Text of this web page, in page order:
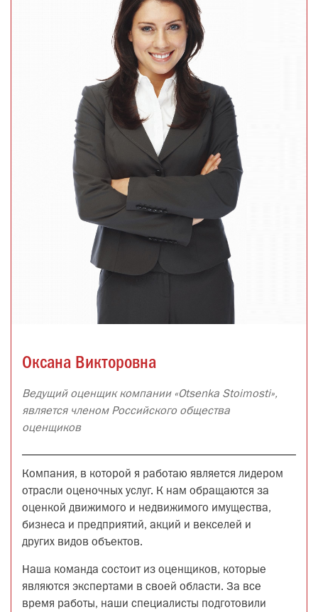
Оксана Викторовна
Ведущий оценщик компании «Otsenka Stoimosti»,
является членом Российского общества
оценщиков
Компания, в которой я работаю является лидером
отрасли оценочных услуг. К нам обращаются за
оценкой движимого и недвижимого имущества,
бизнеса и предприятий, акций и векселей и
других видов объектов.
Наша команда состоит из оценщиков, которые
являются экспертами в своей области. За все
время работы, наши специалисты подготовили